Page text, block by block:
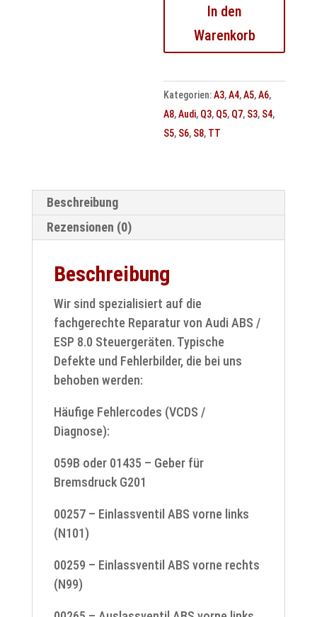
Reparatur
Fehlercodes
&
Instandsetzung
In den
Warenkorb
Kategorien:A3,A4,A5,A6,
A8,Audi, Q3, Q5, Q7, S3, S4,
S5, S6, S8, TT
Beschreibung
Rezensionen (0)
Beschreibung
Wir sind spezialisiert auf die
fachgerechte Reparatur von Audi ABS /
ESP 8.0 Steuergeräten. Typische
Defekte und Fehlerbilder, die bei uns
behoben werden:
Häufige Fehlercodes (VCDS /
Diagnose):
059B oder 01435 – Geber für
Bremsdruck G201
00257 – Einlassventil ABS vorne links
(N101)
00259 – Einlassventil ABS vorne rechts
(N99)